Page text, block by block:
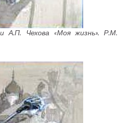
А.П. Чехова «Моя жизнь». Р.М.